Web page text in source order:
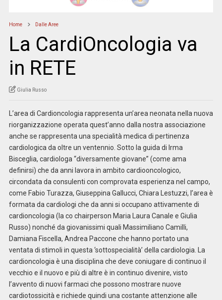
Home Dalle Aree
La CardiOncologia va
in RETE
Giulia Russo
L’area di Cardioncologia rappresenta un’area neonata nella nuova
riorganizzazione operata quest’anno dalla nostra associazione
anche se rappresenta una specialità medica di pertinenza
cardiologica da oltre un ventennio. Sotto la guida di Irma
Bisceglia, cardiologa “diversamente giovane” (come ama
definirsi) che da anni lavora in ambito cardiooncologico,
circondata da consulenti con comprovata esperienza nel campo,
come Fabio Turazza, Giuseppina Gallucci, Chiara Lestuzzi, l’area è
formata da cardiologi che da anni si occupano attivamente di
cardioncologia (la co chairperson Maria Laura Canale e Giulia
Russo) nonché da giovanissimi quali Massimiliano Camilli,
Damiana Fiscella, Andrea Paccone che hanno portato una
ventata di stimoli in questa ‘sottospecialità’ della cardiologia. La
cardioncologia è una disciplina che deve coniugare di continuo il
vecchio e il nuovo e più di altre è in continuo divenire, visto
l’avvento di nuovi farmaci che possono mostrare nuove
cardiotossicità e richiede quindi una costante attenzione alle